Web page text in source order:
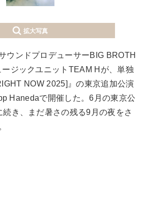
拡大写真
ウンドプロデューサーBIG BROTH
ジックユニットTEAM Hが、単独
NOW 2025]』の東京追加公演
Hanedaで開催した。6月の東京公
き、まだ暑さの残る9月の夜をさ